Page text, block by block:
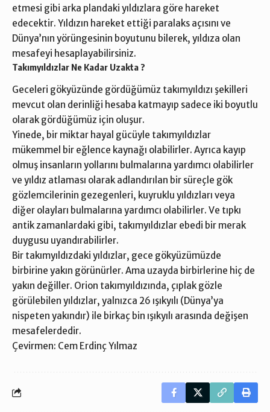
etmesi gibi arka plandaki yıldızlara göre hareket
edecektir. Yıldızın hareket ettiği paralaks açısını ve
Dünya’nın yörüngesinin boyutunu bilerek, yıldıza olan
mesafeyi hesaplayabilirsiniz.
Takımyıldızlar Ne Kadar Uzakta ?
Geceleri gökyüzünde gördüğümüz takımyıldızı şekilleri
mevcut olan derinliği hesaba katmayıp sadece iki boyutlu
olarak gördüğümüz için oluşur.
Yinede, bir miktar hayal gücüyle takımyıldızlar
mükemmel bir eğlence kaynağı olabilirler. Ayrıca kayıp
olmuş insanların yollarını bulmalarına yardımcı olabilirler
ve yıldız atlaması olarak adlandırılan bir süreçle gök
gözlemcilerinin gezegenleri, kuyruklu yıldızları veya
diğer olayları bulmalarına yardımcı olabilirler. Ve tıpkı
antik zamanlardaki gibi, takımyıldızlar ebedi bir merak
duygusu uyandırabilirler.
Bir takımyıldızdaki yıldızlar, gece gökyüzümüzde
birbirine yakın görünürler. Ama uzayda birbirlerine hiç de
yakın değiller. Orion takımyıldızında, çıplak gözle
görülebilen yıldızlar, yalnızca 26 ışıkyılı (Dünya’ya
nispeten yakındır) ile birkaç bin ışıkyılı arasında değişen
mesafelerdedir.
Çevirmen: Cem Erdinç Yılmaz